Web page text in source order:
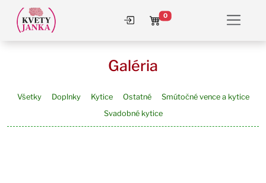
Prihlásiť sa
Košík
0
Galéria
Všetky Doplnky Kytice Ostatné
Smútočné vence a kytice
Svadobné kytice